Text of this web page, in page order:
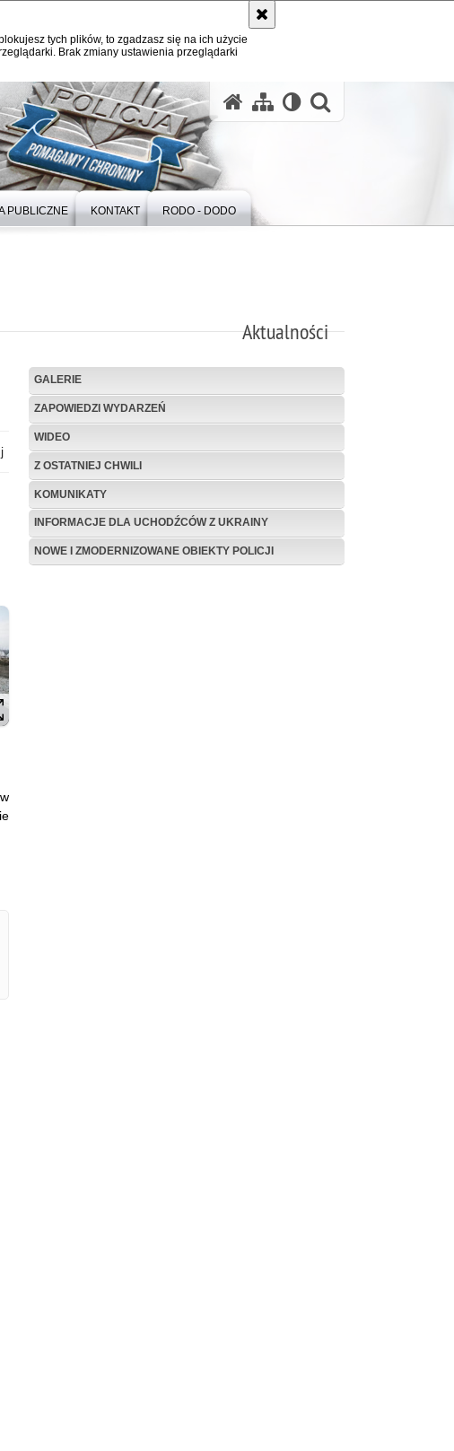
tych plików, to zgadzasz się na ich użycie
Brak zmiany ustawienia przeglądarki
PUBLICZNE KONTAKT RODO - DODO
Aktualności
GALERIE
ZAPOWIEDZI WYDARZEŃ
WIDEO
Z OSTATNIEJ CHWILI
KOMUNIKATY
INFORMACJE DLA UCHODŹCÓW Z UKRAINY
NOWE I ZMODERNIZOWANE OBIEKTY POLICJI